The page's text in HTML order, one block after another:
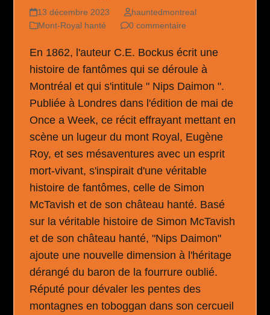
13 décembre 2023
hauntedmontreal
Mont-Royal hanté
0 commentaire
En 1862, l'auteur C.E. Bockus écrit une
histoire de fantômes qui se déroule à
Montréal et qui s'intitule " Nips Daimon ".
Publiée à Londres dans l'édition de mai de
Once a Week, ce récit effrayant mettant en
scène un lugeur du mont Royal, Eugène
Roy, et ses mésaventures avec un esprit
mort-vivant, s'inspirait d'une véritable
histoire de fantômes, celle de Simon
McTavish et de son château hanté. Basé
sur la véritable histoire de Simon McTavish
et de son château hanté, "Nips Daimon"
ajoute une nouvelle dimension à l'héritage
dérangé du baron de la fourrure oublié.
Réputé pour dévaler les pentes des
montagnes en toboggan dans son cercueil